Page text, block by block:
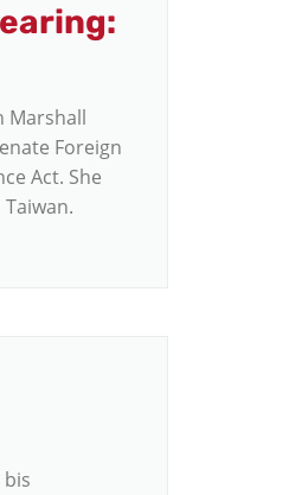
Marshall
Foreign
Act. She